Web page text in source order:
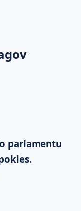
parlamentu